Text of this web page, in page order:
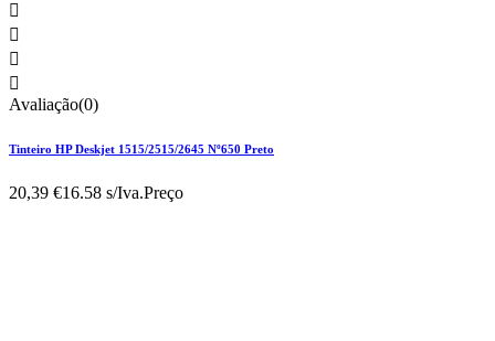




Avaliação(0)
Tinteiro HP Deskjet 1515/2515/2645 Nº650 Preto
20,39 €16.58 s/Iva.Preço